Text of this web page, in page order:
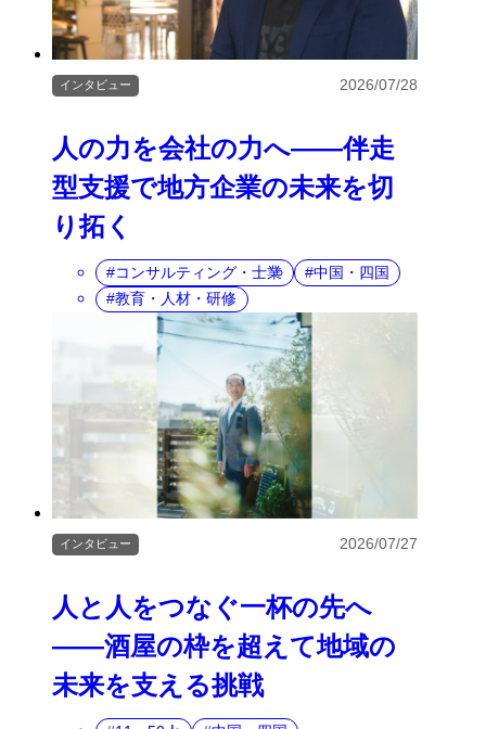
人の力を会社の力へ――伴走
型支援で地方企業の未来を切
り拓く
インタビュー 2026/07/28
コンサルティング・士業
中国・四国
教育・人材・研修
人と人をつなぐ一杯の先へ
――酒屋の枠を超えて地域の
未来を支える挑戦
インタビュー 2026/07/27